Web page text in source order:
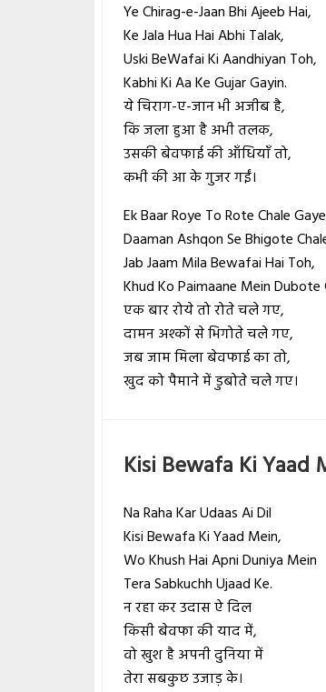
Ye Chirag-e-Jaan Bhi Ajeeb Hai,
Ke Jala Hua Hai Abhi Talak,
Uski BeWafai Ki Aandhiyan Toh,
Kabhi Ki Aa Ke Gujar Gayin.
ये चिराग-ए-जान भी अजीब है,
कि जला हुआ है अभी तलक,
उसकी बेवफाई की आँधियाँ तो,
कभी की आ के गुजर गईं।
Ek Baar Roye To Rote Chale
Daaman Ashqon Se Bhigote
Jab Jaam Mila Bewafai Hai Toh,
Khud Ko Paimaane Mein Dubote
एक बार रोये तो रोते चले गए,
दामन अश्कों से भिगोते चले गए,
जब जाम मिला बेवफाई का तो,
खुद को पैमाने में डुबोते चले गए।
Kisi Bewafa Ki Yaad
Na Raha Kar Udaas Ai Dil
Kisi Bewafa Ki Yaad Mein,
Wo Khush Hai Apni Duniya Mein
Tera Sabkuchh Ujaad Ke.
न रहा कर उदास ऐ दिल
किसी बेवफा की याद में,
वो खुश है अपनी दुनिया में
तेरा सबकुछ उजाड़ के।